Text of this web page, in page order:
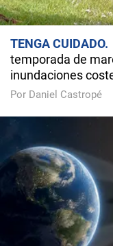
TENGA CUIDADO
temporada de
inundaciones
Por Daniel Castropé